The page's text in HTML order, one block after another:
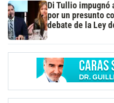
Di Tullio impugnó
por un presunto
debate de la Ley